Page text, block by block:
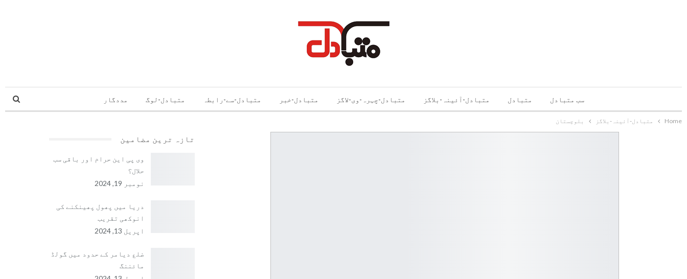
سب متبادل متبادل متبادل-آئینہ-بلاگز متبادل-چہرہ-وی-لاگز متبادل-خبر متبادل-سے-رابطہ متبادل-لوگ مددگار
Home متبادل-آئینہ-بلاگز بلوچستان
تازہ ترین مضامین
وی پی این حرام اور باقی سب
حلال؟
نومبر 19, 2024
دریا میں پھول پھینکنے کی
انوکھی تقریب
اپریل 13, 2024
ضلع دیامر کے حدود میں گولڈ
مائننگ